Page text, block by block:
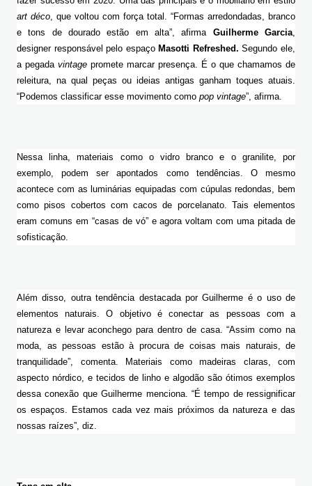
art déco, que voltou com força total. “Formas arredondadas, branco
e tons de dourado estão em alta”, afirma Guilherme Garcia,
designer responsável pelo espaço Masotti Refreshed. Segundo ele,
a pegada vintage promete marcar presença. É o que chamamos de
releitura, na qual peças ou ideias antigas ganham toques atuais.
“Podemos classificar esse movimento como pop vintage”, afirma.
Nessa linha, materiais como o vidro branco e o granilite, por
exemplo, podem ser apontados como tendências. O mesmo
acontece com as luminárias equipadas com cúpulas redondas, bem
como pisos cobertos com cacos de porcelanato. Tais elementos
eram comuns em “casas de vó” e agora voltam com uma pitada de
sofisticação.
Além disso, outra tendência destacada por Guilherme é o uso de
elementos naturais. O objetivo é conectar as pessoas com a
natureza e levar aconchego para dentro de casa. “Assim como na
moda, as pessoas estão à procura de coisas mais naturais, de
tranquilidade”, comenta. Materiais como madeiras claras, com
aspecto nórdico, e tecidos de linho e algodão são ótimos exemplos
dessa conexão que Guilherme menciona. “É tempo de ressignificar
os espaços. Estamos cada vez mais próximos da natureza e das
nossas raízes”, diz.